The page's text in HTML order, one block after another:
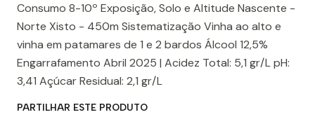
Consumo 8-10º Exposição, Solo e Altitude Nascente -
Norte Xisto - 450m Sistematização Vinha ao alto e
vinha em patamares de 1 e 2 bardos Álcool 12,5%
Engarrafamento Abril 2025 | Acidez Total: 5,1 gr/L pH:
3,41 Açúcar Residual: 2,1 gr/L
PARTILHAR ESTE PRODUTO